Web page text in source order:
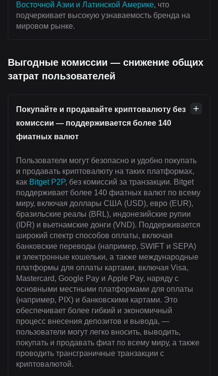
Восточной Азии и Латинской Америке, что
подчеркивает высокую узнаваемость бренда на
мировом рынке.
Выгодные комиссии — снижение общих
затрат пользователей
Покупайте и продавайте криптовалюту без
комиссии — поддерживается более 140
фиатных валют
Пользователи могут безопасно и удобно покупать
и продавать криптовалюту на таких платформах,
как Bitget P2P, без комиссий за транзакции. Bitget
поддерживает более 140 фиатных валют по всему
миру, включая доллары США (USD), евро (EUR),
бразильские реалы (BRL), индонезийские рупии
(IDR) и вьетнамские донги (VND). Поддерживается
широкий спектр способов оплаты, включая
банковские переводы (например, SWIFT и SEPA)
и электронные кошельки, а также международные
платформы для оплаты картами, включая Visa,
Mastercard, Google Pay и Apple Pay, наряду с
основными местными платформами для оплаты
(например, PIX) и банковскими картами. Это
обеспечивает более гибкий и экономичный
процесс внесения депозитов и вывода, —
пользователи могут легко вносить, выводить,
покупать и продавать фиат по всему миру, а также
проводить трансграничные транзакции с
криптовалютой.